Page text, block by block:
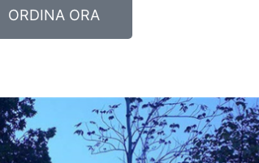
ORDINA ORA